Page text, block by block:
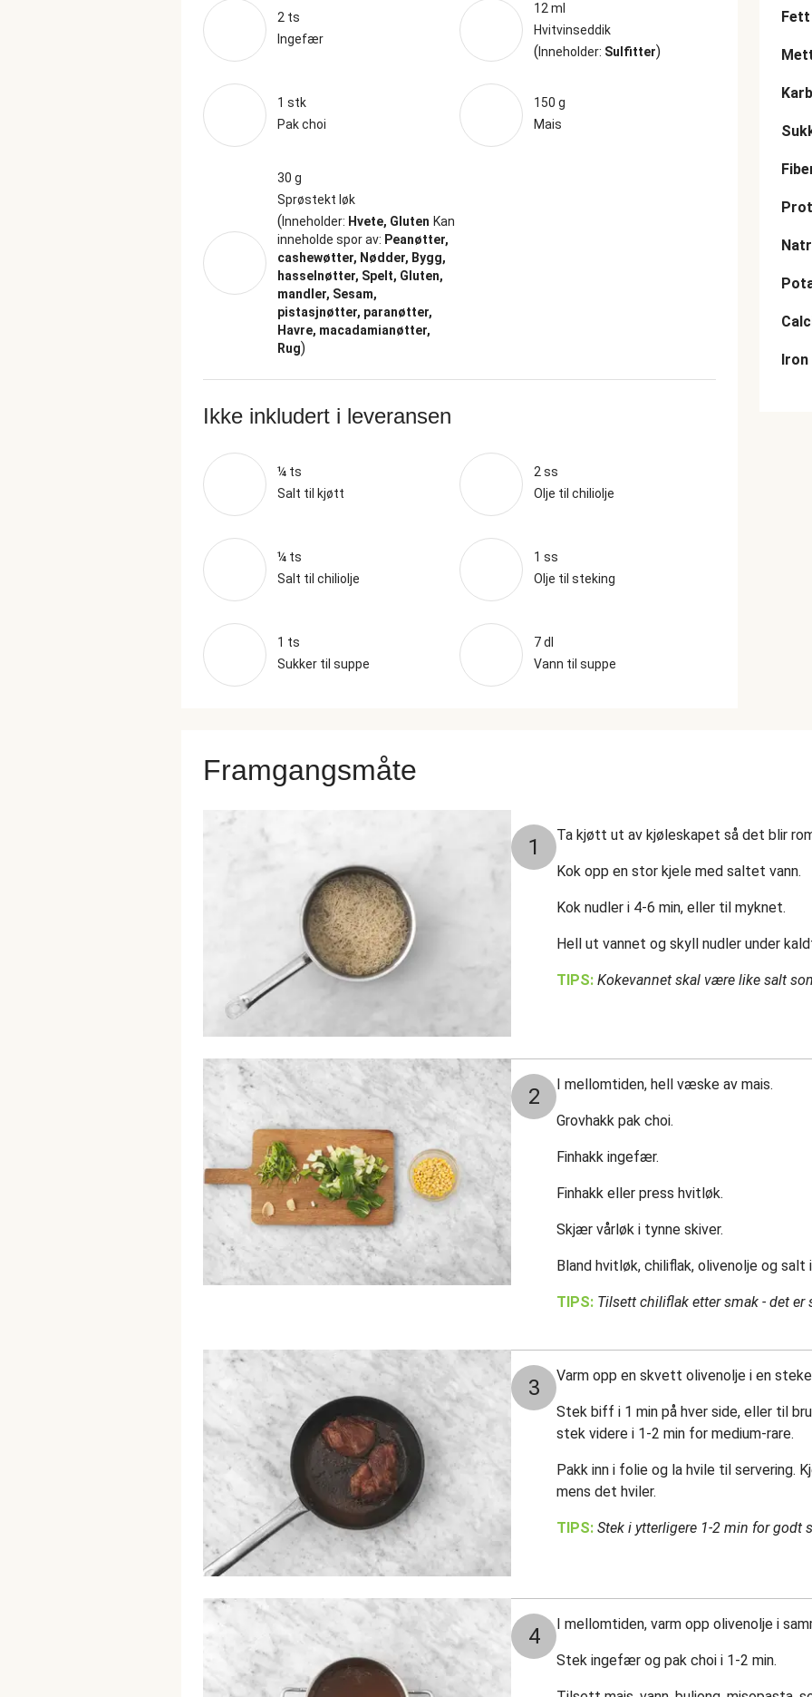
2 ts
Ingefær
12 ml
Hvitvinseddik
(Inneholder: Sulfitter)
1 stk
Pak choi
150 g
Mais
30 g
Sprøstekt løk
(Inneholder: Hvete, Gluten Kan
inneholde spor av: Peanøtter,
cashewøtter, Nødder, Bygg,
hasselnøtter, Spelt, Gluten,
mandler, Sesam,
pistasjnøtter, paranøtter,
Havre, macadamianøtter,
Rug)
Ikke inkludert i leveransen
¼ ts
Salt til kjøtt
2 ss
Olje til chiliolje
¼ ts
Salt til chiliolje
1 ss
Olje til steking
1 ts
Sukker til suppe
7 dl
Vann til suppe
Fett
Iron
Framgangsmåte
1 Ta kjøtt ut av kjøleskapet så det blir
Kok opp en stor kjele med saltet vann.
Kok nudler i 4-6 min, eller til myknet.
Hell ut vannet og skyll nudler under
TIPS: Kokevannet skal være like salt
2 I mellomtiden, hell væske av mais.
Grovhakk pak choi.
Finhakk ingefær.
Finhakk eller press hvitløk.
Skjær vårløk i tynne skiver.
Bland hvitløk, chiliflak, olivenolje og salt
TIPS: Tilsett chiliflak etter smak - det er
3 Varm opp en skvett olivenolje i en
Stek biff i 1 min på hver side, eller til
stek videre i 1-2 min for medium-rare.
Pakk inn i folie og la hvile til
mens det hviler.
TIPS: Stek i ytterligere 1-2 min for godt
4 I mellomtiden, varm opp olivenolje i
Stek ingefær og pak choi i 1-2 min.